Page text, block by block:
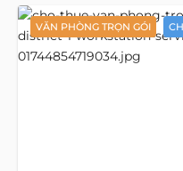
VĂN PHÒNG TRỌN GÓI